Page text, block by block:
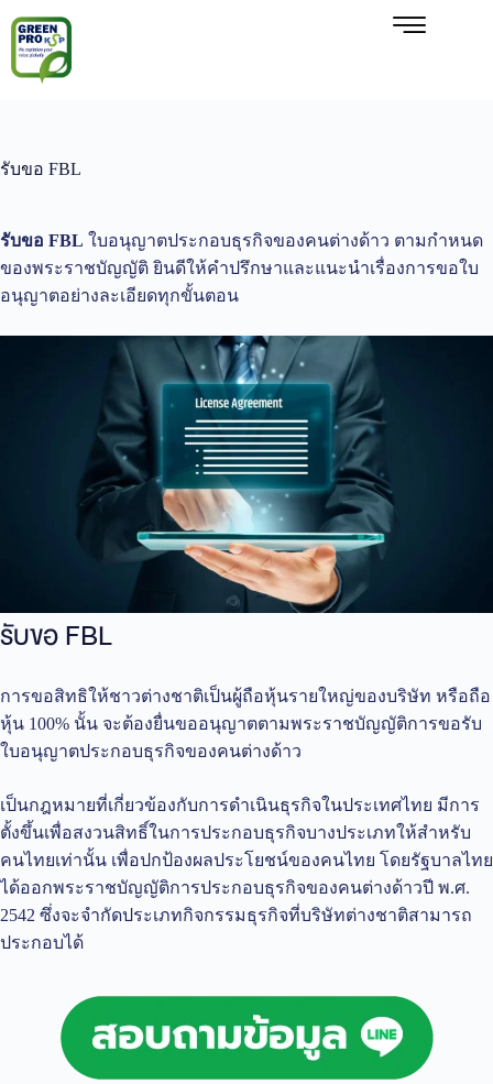
รับขอ FBL
รับขอ FBL ใบอนุญาตประกอบธุรกิจของคนต่างด้าว ตามกำหนด
ของพระราชบัญญัติ ยินดีให้คำปรึกษาและแนะนำเรื่องการขอใบ
อนุญาตอย่างละเอียดทุกขั้นตอน
รับขอ FBL
การขอสิทธิให้ชาวต่างชาติเป็นผู้ถือหุ้นรายใหญ่ของบริษัท หรือถือ
หุ้น 100% นั้น จะต้องยื่นขออนุญาตตามพระราชบัญญัติการขอรับ
ใบอนุญาตประกอบธุรกิจของคนต่างด้าว
เป็นกฎหมายที่เกี่ยวข้องกับการดำเนินธุรกิจในประเทศไทย มีการ
ตั้งขึ้นเพื่อสงวนสิทธิ์ในการประกอบธุรกิจบางประเภทให้สำหรับ
คนไทยเท่านั้น เพื่อปกป้องผลประโยชน์ของคนไทย โดยรัฐบาลไทย
ได้ออกพระราชบัญญัติการประกอบธุรกิจของคนต่างด้าวปี พ.ศ.
2542 ซึ่งจะจำกัดประเภทกิจกรรมธุรกิจที่บริษัทต่างชาติสามารถ
ประกอบได้